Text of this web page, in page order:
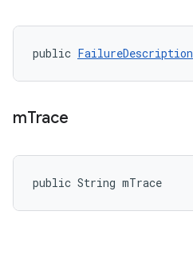
public FailureDescription
mTrace
public String mTrace